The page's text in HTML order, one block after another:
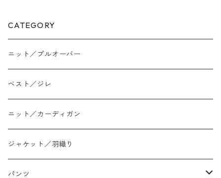
CATEGORY
ニット／プルオーバー
ベスト／ジレ
ニット／カーディガン
ジャケット／羽織り
パンツ